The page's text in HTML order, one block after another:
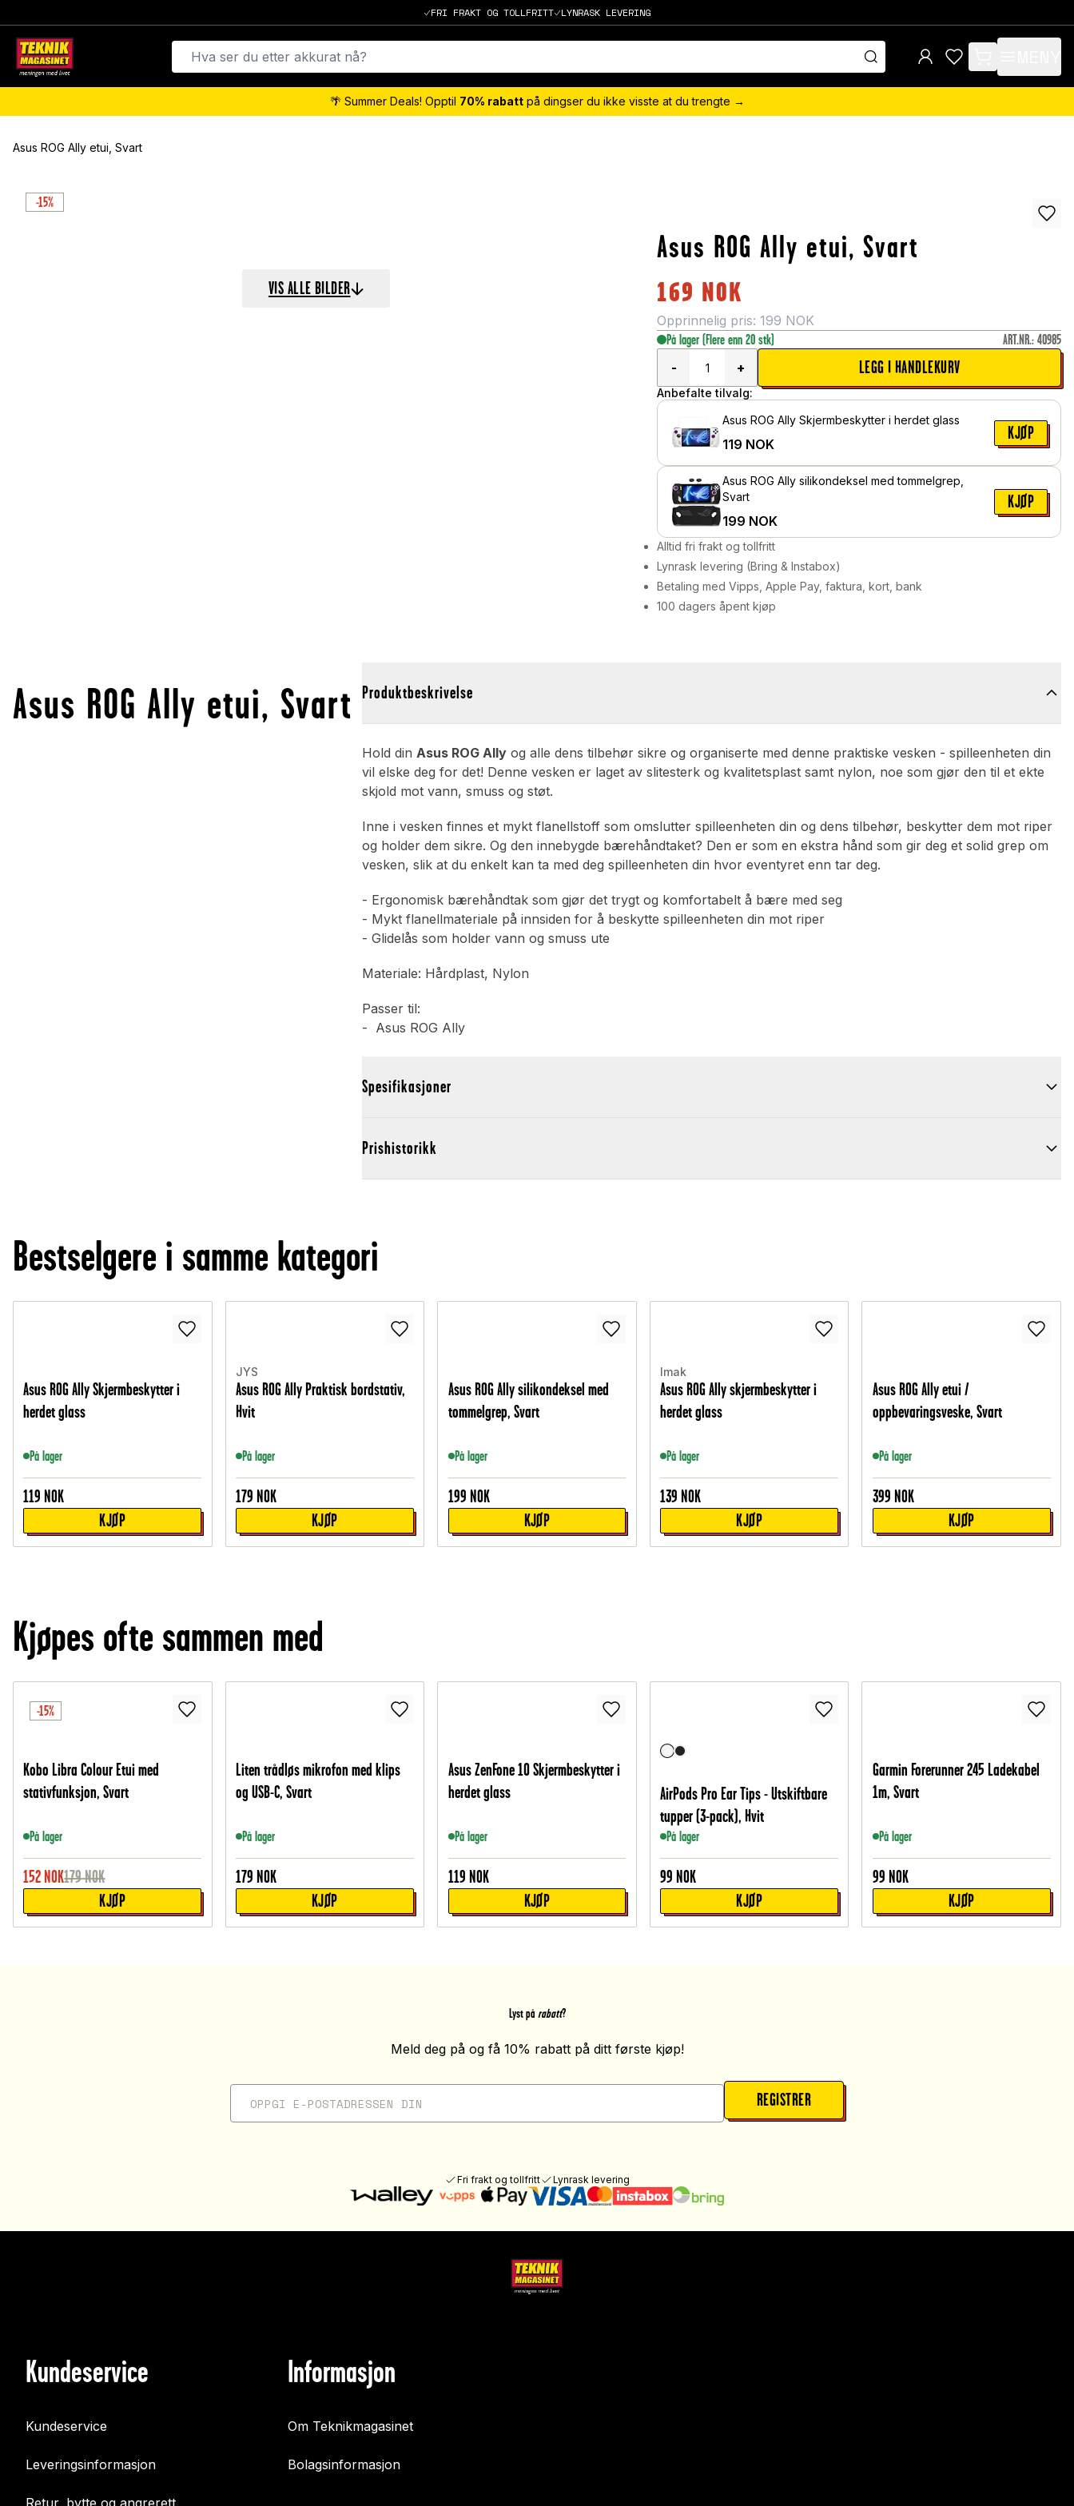
FRI FRAKT OG TOLLFRITT LYNRASK LEVERING
items in cart, view
🌴 Summer Deals! Opptil 70% rabattpå dingser du ikke visste at du trengte →
Asus ROG Ally etui, Svart
-15%
VIS ALLE BILDER
Asus ROG Ally etui, Svart
169 NOK
Opprinnelig pris: 199 NOK
På lager (Flere enn 20 stk) ART.NR.: 40985
-
+ LEGG I HANDLEKURV
Anbefalte tilvalg:
Asus ROG Ally Skjermbeskytter i herdet glass
119 NOK
KJØP
Asus ROG Ally silikondeksel med tommelgrep,
Svart
199 NOK
KJØP
Alltid fri frakt og tollfritt
Lynrask levering (Bring & Instabox)
Betaling med Vipps, Apple Pay, faktura, kort, bank
100 dagers åpent kjøp
Asus ROG Ally etui, Svart Produktbeskrivelse
Hold dinAsus ROG Ally og alle dens tilbehør sikre og organiserte med denne praktiske vesken - spilleenheten din
vil elske deg for det! Denne vesken er laget av slitesterk og kvalitetsplast samt nylon, noe som gjør den til et ekte
skjold mot vann, smuss og støt.
Inne i vesken finnes et mykt flanellstoff som omslutter spilleenheten din og dens tilbehør, beskytter dem mot riper
og holder dem sikre. Og den innebygde bærehåndtaket? Den er som en ekstra hånd som gir deg et solid grep om
vesken, slik at du enkelt kan ta med deg spilleenheten din hvor eventyret enn tar deg.
- Ergonomisk bærehåndtak som gjør det trygt og komfortabelt å bære med seg
- Mykt flanellmateriale på innsiden for å beskytte spilleenheten din mot riper
- Glidelås som holder vann og smuss ute
Materiale: Hårdplast, Nylon
Passer til:
- Asus ROG Ally
Spesifikasjoner
Prishistorikk
Bestselgere i samme kategori
Asus ROG Ally Skjermbeskytter i
herdet glass
På lager
119 NOK
KJØP
JYS
Asus ROG Ally Praktisk bordstativ,
Hvit
På lager
179 NOK
KJØP
Asus ROG Ally silikondeksel med
tommelgrep, Svart
På lager
199 NOK
KJØP
Imak
Asus ROG Ally skjermbeskytter i
herdet glass
På lager
139 NOK
KJØP
Asus ROG Ally etui /
oppbevaringsveske, Svart
På lager
399 NOK
KJØP
Kjøpes ofte sammen med
-15%
Kobo Libra Colour Etui med
stativfunksjon, Svart
På lager
152 NOK179NOK
KJØP
Liten trådløs mikrofon med klips
og USB-C, Svart
På lager
179 NOK
KJØP
Asus ZenFone 10 Skjermbeskytter i
herdet glass
På lager
119 NOK
KJØP
AirPods Pro Ear Tips - Utskiftbare
tupper (3-pack), Hvit
På lager
99 NOK
KJØP
Garmin Forerunner 245 Ladekabel
1m, Svart
På lager
99 NOK
KJØP
Lyst på rabatt?
Meld deg på og få 10% rabatt på ditt første kjøp!
REGISTRER
Fri frakt og tollfritt Lynrask levering
Kundeservice
Kundeservice
Leveringsinformasjon
Informasjon
Om Teknikmagasinet
Bolagsinformasjon